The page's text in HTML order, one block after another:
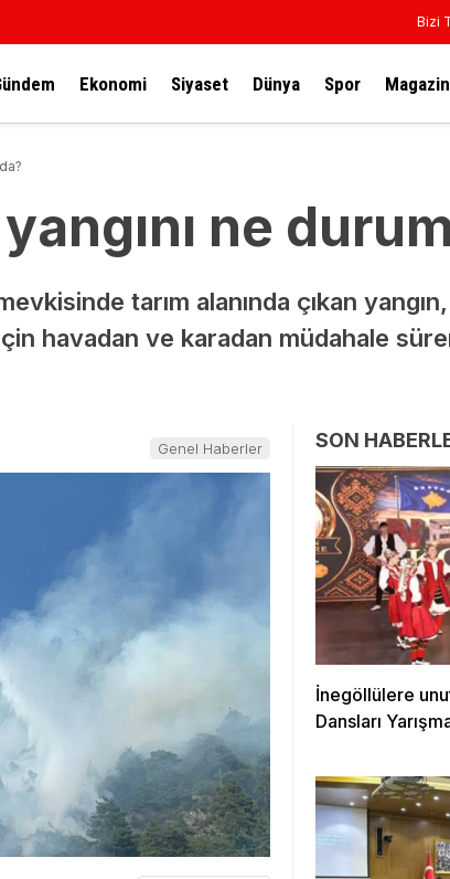
Bizi
Ekonomi Siyaset Dünya Spor Magazin
ne
tarım alanında çıkan
için havadan ve karadan müdahale
Genel Haberler SON
İnegöllülere
Dansları